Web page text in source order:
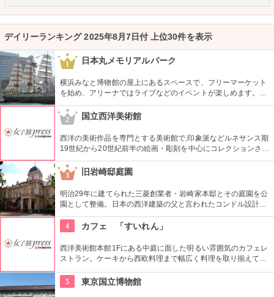
デイリーランキング 2025年8月7日付 上位30件を表示
1 日本丸メモリアルパーク
横浜みなと博物館の屋上にあるスペースで、フリーマーケット
を始め、アリーナではライブなどのイベントが楽しめます。も
ともとは船の修繕用に建設されたドックで今では国の重要文化
財に指定されています。
2 国立西洋美術館
西洋の美術作品を専門とする美術館で,印象派などルネサンス期
19世紀から20世紀前半の絵画・彫刻を中心にコレクションされ
ている。なかでも西洋のオールド・マスター（18世紀以前の画
家）たちの作品を見ることができる美術館としは日本有数。ロ
ダンの「考える人」はこちらで見れる。設計はル・コルビジェ
が手掛け、建築・インテリア好きにもおすすめ。
3 旧岩崎邸庭園
明治29年に建てられた三菱創業者・岩崎家本邸とその庭園を公
園として整備。日本の西洋建築の父と言われたコンドル設計の
洋館や撞球室は本格的な西洋木造建築で見応えたっぷり。重要
文化財にもなっている。
4 カフェ 「すいれん」
西洋美術館本館1Fにある中庭に面した明るい雰囲気のカフェレ
ストラン。ケーキから西欧料理まで幅広く料理を取り揃えてい
ご用意！
5 東京国立博物館